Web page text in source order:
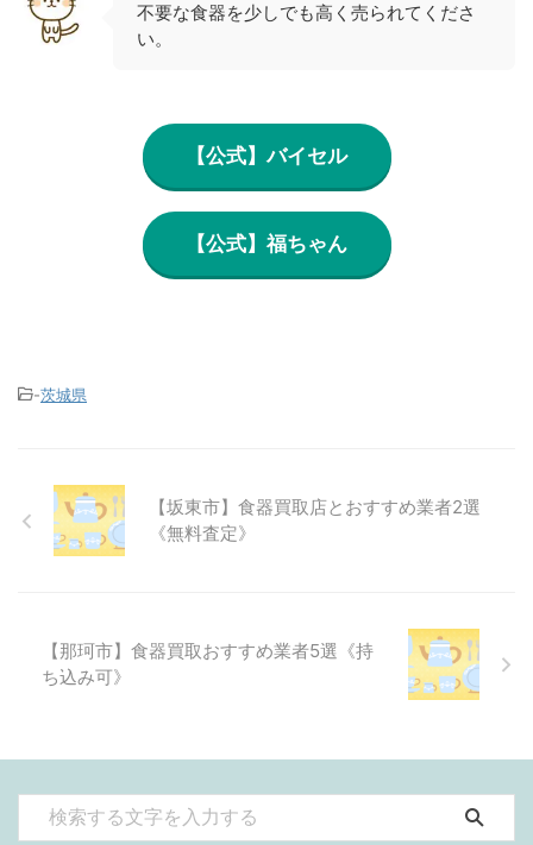
不要な食器を少しでも高く売られてくださ
い。
【公式】バイセル
【公式】福ちゃん
-茨城県
【坂東市】食器買取店とおすすめ業者2選
《無料査定》
【那珂市】食器買取おすすめ業者5選《持
ち込み可》